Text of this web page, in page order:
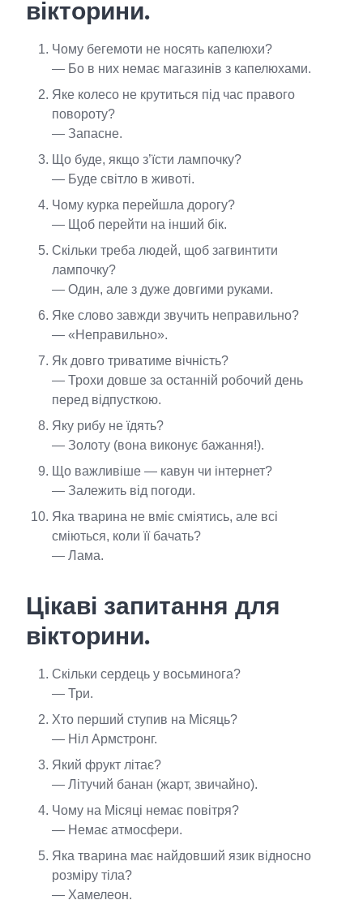
вікторини.
Чому бегемоти не носять капелюхи?
— Бо в них немає магазинів з капелюхами.
Яке колесо не крутиться під час правого
повороту?
— Запасне.
Що буде, якщо з’їсти лампочку?
— Буде світло в животі.
Чому курка перейшла дорогу?
— Щоб перейти на інший бік.
Скільки треба людей, щоб загвинтити
лампочку?
— Один, але з дуже довгими руками.
Яке слово завжди звучить неправильно?
— «Неправильно».
Як довго триватиме вічність?
— Трохи довше за останній робочий день
перед відпусткою.
Яку рибу не їдять?
— Золоту (вона виконує бажання!).
Що важливіше — кавун чи інтернет?
— Залежить від погоди.
Яка тварина не вміє сміятись, але всі
сміються, коли її бачать?
— Лама.
Цікаві запитання для
вікторини.
Скільки сердець у восьминога?
— Три.
Хто перший ступив на Місяць?
— Ніл Армстронг.
Який фрукт літає?
— Літучий банан (жарт, звичайно).
Чому на Місяці немає повітря?
— Немає атмосфери.
Яка тварина має найдовший язик відносно
розміру тіла?
— Хамелеон.